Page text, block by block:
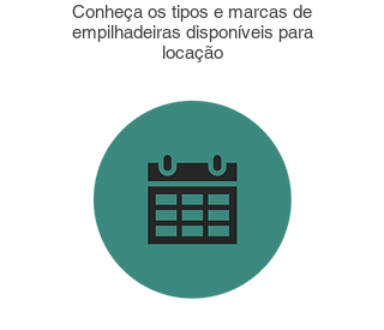
Conheça os tipos e marcas de
empilhadeiras disponíveis para
locação